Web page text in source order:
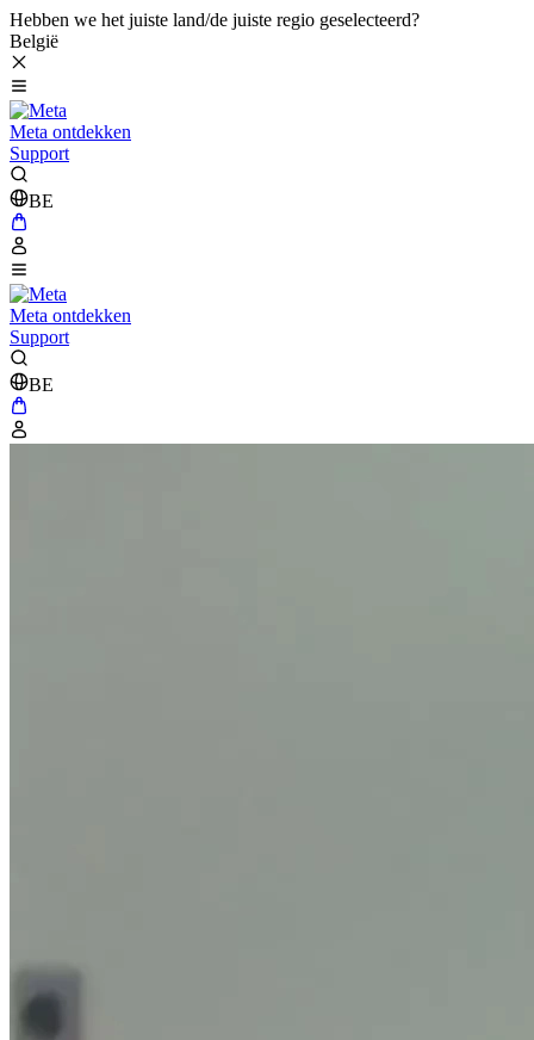
Hebben we het juiste land/de juiste regio geselecteerd?
België
Meta ontdekken
Support
BE
Meta ontdekken
Support
BE